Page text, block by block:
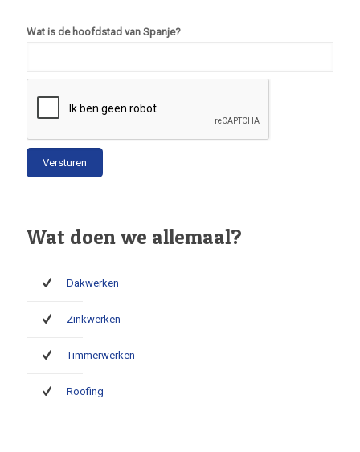
Wat is de hoofdstad van Spanje?
Wat doen we allemaal?
Dakwerken
Zinkwerken
Timmerwerken
Roofing